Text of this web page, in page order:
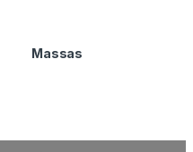
Massas